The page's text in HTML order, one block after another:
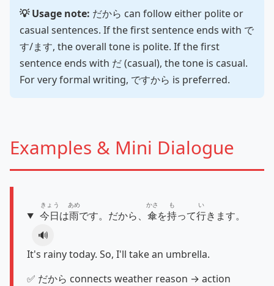
💡 Usage note: だから can follow either polite or
casual sentences. If the first sentence ends with で
す/ます, the overall tone is polite. If the first
sentence ends with だ (casual), the tone is casual.
For very formal writing, ですから is preferred.
Examples & Mini Dialogue
今日
きょう
は雨
あめ
です。だから、傘
かさ
を持
も
って行
い
きます。
🔊
It's rainy today. So, I'll take an umbrella.
✅ だから connects weather reason → action